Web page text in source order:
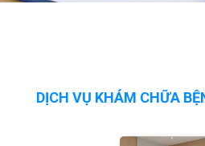
DỊCH VỤ KHÁM CHỮA